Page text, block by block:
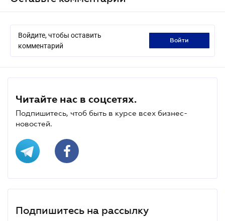
Войдите, чтобы оставить
комментарий
войти
Читайте нас в соцсетях.
Подпишитесь, чтоб быть в курсе всех бизнес-
новостей.
Подпишитесь на рассылку